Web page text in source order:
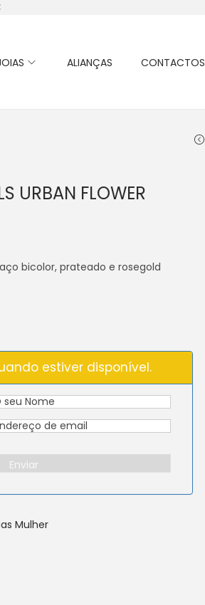
ALIANÇAS CONTACTOS
URBAN FLOWER
bicolor, prateado e rosegold
estiver disponível.
Enviar
Mulher